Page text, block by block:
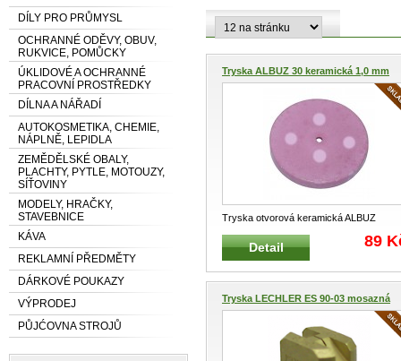
DÍLY PRO PRŮMYSL
OCHRANNÉ ODĚVY, OBUV,
RUKVICE, POMŮCKY
ÚKLIDOVÉ A OCHRANNÉ
PRACOVNÍ PROSTŘEDKY
DÍLNA A NÁŘADÍ
AUTOKOSMETIKA, CHEMIE,
NÁPLNĚ, LEPIDLA
ZEMĚDĚLSKÉ OBALY,
PLACHTY, PYTLE, MOTOUZY,
SÍŤOVINY
MODELY, HRAČKY,
STAVEBNICE
KÁVA
REKLAMNÍ PŘEDMĚTY
DÁRKOVÉ POUKAZY
VÝPRODEJ
PŮJĆOVNA STROJŮ
Tryska ALBUZ 30 keramická 1,0 mm
Tryska otvorová keramická ALBUZ
Profesionální tryska pro traktorové p
Detail 89
Tryska LECHLER ES 90-03 mosazná